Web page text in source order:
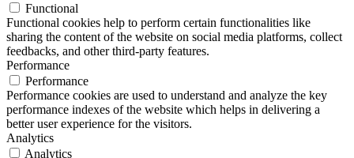
Functional
Functional cookies help to perform certain functionalities like
sharing the content of the website on social media platforms, collect
feedbacks, and other third-party features.
Performance
Performance
Performance cookies are used to understand and analyze the key
performance indexes of the website which helps in delivering a
better user experience for the visitors.
Analytics
Analytics